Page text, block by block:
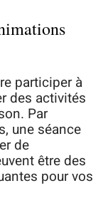
participer à
des activités
Par
une séance
de
être des
pour vos